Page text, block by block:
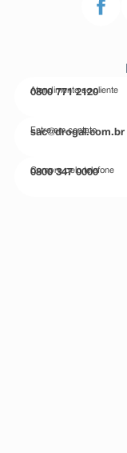
Atendimento ao cliente
0800 771 2120
Entre em contato
sac@drogal.com.br
Compre pelo telefone
0800 347 0000